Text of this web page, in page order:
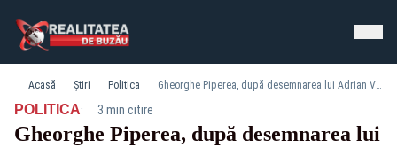
Acasă Știri Politica Gheorghe Piperea, după desemnarea lui Adrian Veștea: „Este un gest de lipsă de politețe politică incredibilă! Veștea o să aibă mai puțină susținere parlamentară decât a avut Tomac!”
POLITICA· 3 min citire
Gheorghe Piperea, după desemnarea lui